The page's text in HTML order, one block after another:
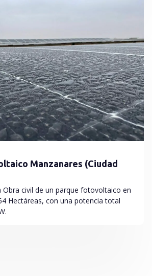
Manzanares (Ciudad
Obra civil de un parque fotovoltaico en
Hectáreas, con una potencia total